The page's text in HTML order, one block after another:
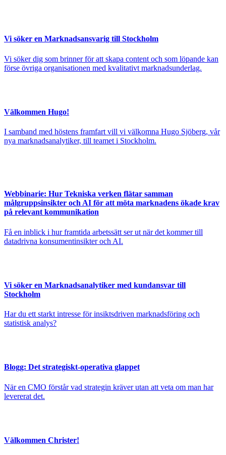
Vi söker en Marknadsansvarig till Stockholm
Vi söker dig som brinner för att skapa content och som löpande kan
förse övriga organisationen med kvalitativt marknadsunderlag.
Välkommen Hugo!
I samband med höstens framfart vill vi välkomna Hugo Sjöberg, vår
nya marknadsanalytiker, till teamet i Stockholm.
Webbinarie: Hur Tekniska verken flätar samman
målgruppsinsikter och AI för att möta marknadens ökade krav
på relevant kommunikation
Få en inblick i hur framtida arbetssätt ser ut när det kommer till
datadrivna konsumentinsikter och AI.
Vi söker en Marknadsanalytiker med kundansvar till
Stockholm
Har du ett starkt intresse för insiktsdriven marknadsföring och
statistisk analys?
Blogg: Det strategiskt-operativa glappet
När en CMO förstår vad strategin kräver utan att veta om man har
levererat det.
Välkommen Christer!